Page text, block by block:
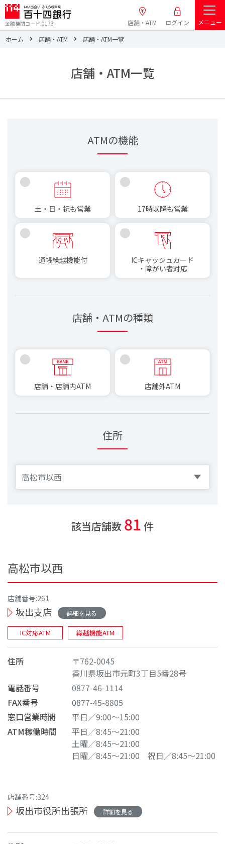
金融機関コード:0173 店舗・ATM ログイン
メニュー
ホーム
店舗・ATM 店舗・ATM一覧
店舗・ATM一覧
ATMの機能
土・日・祝も営業 17時以降も営業
通帳繰越機能付 ICキャッシュカード
・ 障がい者対応
店舗・ATMの種類
店舗・ 店舗内ATM 店舗外ATM
住所
該当店舗数 81 件
高松市以西
店舗番号:261
坂出支店 詳細を見る
IC対応ATM 繰越機能ATM
住所
〒762-0045
香川県坂出市元町3丁目5番28号
電話番号
0877-46-1114
FAX番号
0877-45-8805
窓口営業時間
平日／9:00～15:00
ATM稼働時間
平日／8:45～21:00
土曜／8:45～21:00
日曜／8:45～21:00
祝日／8:45～21:00
店舗番号:324
坂出市役所出張所 詳細を見る